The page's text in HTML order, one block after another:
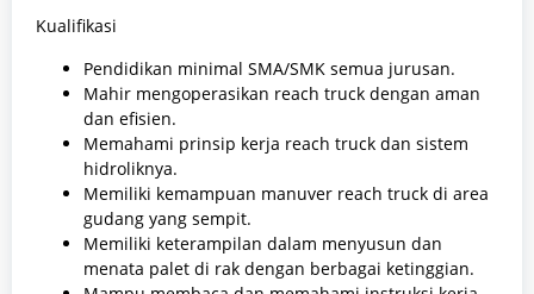
Kualifikasi
Pendidikan minimal SMA/SMK semua jurusan.
Mahir mengoperasikan reach truck dengan aman
dan efisien.
Memahami prinsip kerja reach truck dan sistem
hidroliknya.
Memiliki kemampuan manuver reach truck di area
gudang yang sempit.
Memiliki keterampilan dalam menyusun dan
menata palet di rak dengan berbagai ketinggian.